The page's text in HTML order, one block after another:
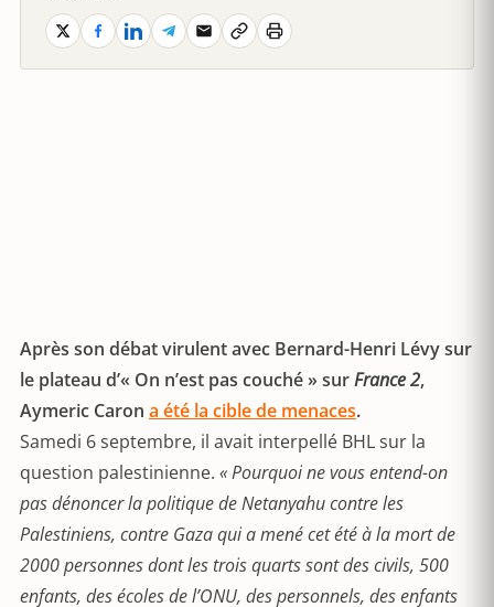
Après son débat virulent avec Bernard-Henri Lévy sur
le plateau d’« On n’est pas couché » surFrance 2,
Aymeric Caron a été la cible de menaces.
Samedi 6 septembre, il avait interpellé BHL sur la
question palestinienne. « Pourquoi ne vous entend-on
pas dénoncer la politique de Netanyahu contre les
Palestiniens, contre Gaza qui a mené cet été à la mort de
2000 personnes dont les trois quarts sont des civils, 500
enfants, des écoles de l’ONU, des personnels, des enfants